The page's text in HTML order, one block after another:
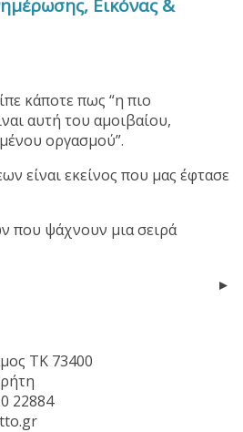
Εικόνας &
κάποτε πως “η πιο
αυτή του αμοιβαίου,
οργασμού”.
είναι εκείνος που μας έφτασε
που ψάχνουν μια σειρά
ΤΚ 73400
22884